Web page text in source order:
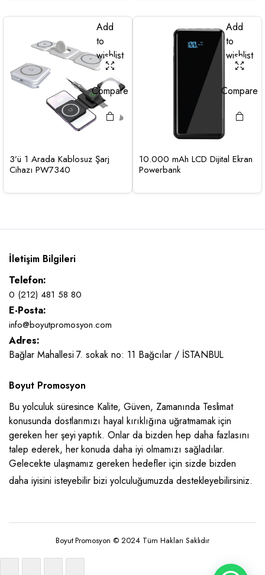
Add
to
wishlist
Compare
3’ü 1 Arada Kablosuz Şarj
Cihazı PW7340
Add
to
wishlist
Compare
10.000 mAh LCD Dijital Ekran
Powerbank
İletişim Bilgileri
Telefon:
0 (212) 481 58 80
E-Posta:
info@boyutpromosyon.com
Adres:
Bağlar Mahallesi 7. sokak no: 11 Bağcılar / İSTANBUL
Boyut Promosyon
Bu yolculuk süresince Kalite, Güven, Zamanında Teslimat
konusunda dostlarımızı hayal kırıklığına uğratmamak için
gereken her şeyi yaptık. Onlar da bizden hep daha fazlasını
talep ederek, her konuda daha iyi olmamızı sağladılar.
Gelecekte ulaşmamız gereken hedefler için sizde bizden
daha iyisini isteyebilir bizi yolculuğumuzda destekleyebilirsiniz.
Boyut Promosyon © 2024 Tüm Hakları Saklıdır